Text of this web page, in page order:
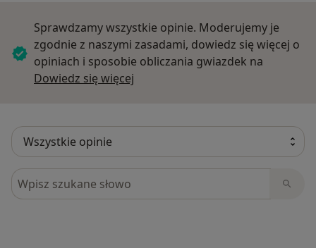
Sprawdzamy wszystkie opinie. Moderujemy je
zgodnie z naszymi zasadami, dowiedz się więcej o
opiniach i sposobie obliczania gwiazdek na
Dowiedz się więcej
Szukaj w opiniach